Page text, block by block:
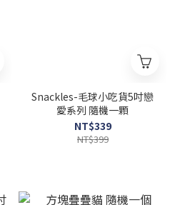
Snackles-毛球小吃貨5吋戀
愛系列 隨機一顆
NT$339
NT$399